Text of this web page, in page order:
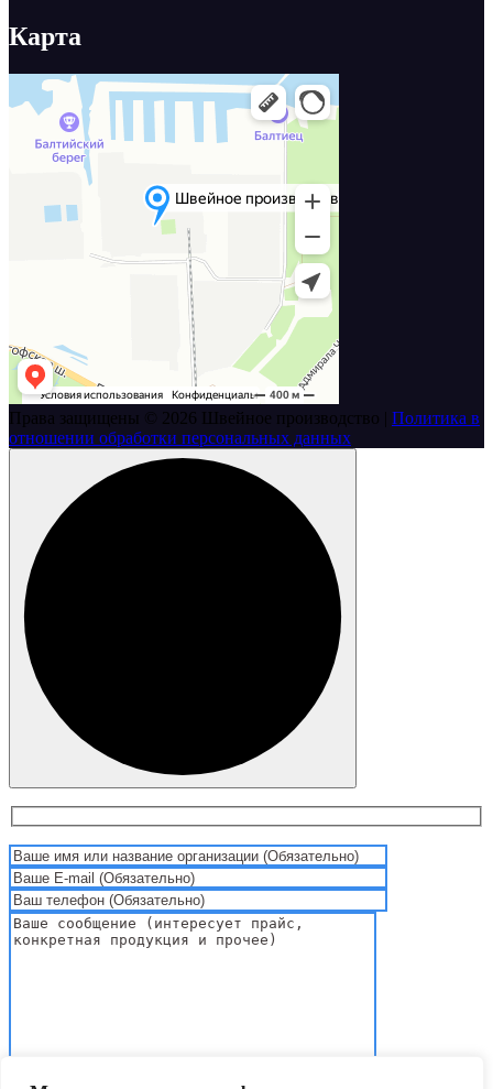
Карта
Права защищены © 2026 Швейное производство | Политика в
отношении обработки персональных данных